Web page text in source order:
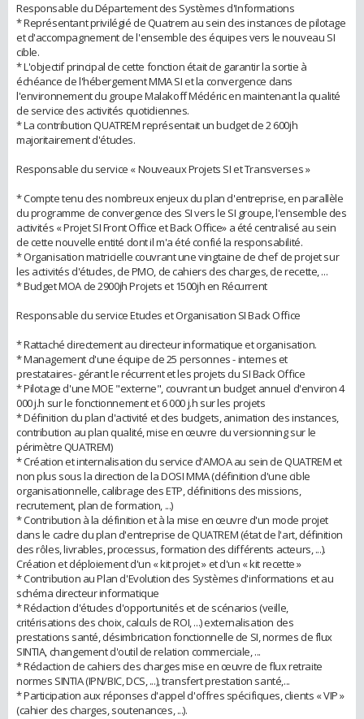
Responsable du Département des Systèmes d'Informations
* Représentant privilégié de Quatrem au sein des instances de pilotage
et d'accompagnement de l'ensemble des équipes vers le nouveau SI
cible.
* L'objectif principal de cette fonction était de garantir la sortie à
échéance de l'hébergement MMA SI et la convergence dans
l'environnement du groupe Malakoff Médéric en maintenant la qualité
de service des activités quotidiennes.
* La contribution QUATREM représentait un budget de 2 600jh
majoritairement d'études.
Responsable du service « Nouveaux Projets SI et Transverses »
* Compte tenu des nombreux enjeux du plan d'entreprise, en parallèle
du programme de convergence des SI vers le SI groupe, l'ensemble des
activités « Projet SI Front Office et Back Office» a été centralisé au sein
de cette nouvelle entité dont il m'a été confié la responsabilité.
* Organisation matricielle couvrant une vingtaine de chef de projet sur
les activités d'études, de PMO, de cahiers des charges, de recette, ...
* Budget MOA de 2900jh Projets et 1500jh en Récurrent
Responsable du service Etudes et Organisation SI Back Office
* Rattaché directement au directeur informatique et organisation.
* Management d'une équipe de 25 personnes - internes et
prestataires- gérant le récurrent et les projets du SI Back Office
* Pilotage d'une MOE "externe", couvrant un budget annuel d'environ 4
000 j.h sur le fonctionnement et 6 000 j.h sur les projets
* Définition du plan d'activité et des budgets, animation des instances,
contribution au plan qualité, mise en œuvre du versionning sur le
périmètre QUATREM)
* Création et internalisation du service d'AMOA au sein de QUATREM et
non plus sous la direction de la DOSI MMA (définition d'une cible
organisationnelle, calibrage des ETP, définitions des missions,
recrutement, plan de formation, ...)
* Contribution à la définition et à la mise en œuvre d'un mode projet
dans le cadre du plan d'entreprise de QUATREM (état de l'art, définition
des rôles, livrables, processus, formation des différents acteurs, ...).
Création et déploiement d'un « kit projet » et d'un « kit recette »
* Contribution au Plan d'Evolution des Systèmes d'informations et au
schéma directeur informatique
* Rédaction d'études d'opportunités et de scénarios (veille,
critérisations des choix, calculs de ROI, ...) externalisation des
prestations santé, désimbrication fonctionnelle de SI, normes de flux
SINTIA, changement d'outil de relation commerciale, ...
* Rédaction de cahiers des charges mise en œuvre de flux retraite
normes SINTIA (IPN/BIC, DCS, ...), transfert prestation santé,...
* Participation aux réponses d'appel d'offres spécifiques, clients « VIP »
(cahier des charges, soutenances, ...).